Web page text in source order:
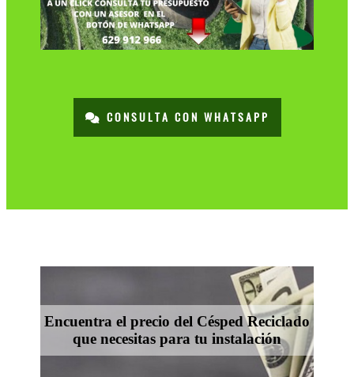
CONSULTA CON WHATSAPP
Encuentra el precio del Césped Reciclado
que necesitas para tu instalación